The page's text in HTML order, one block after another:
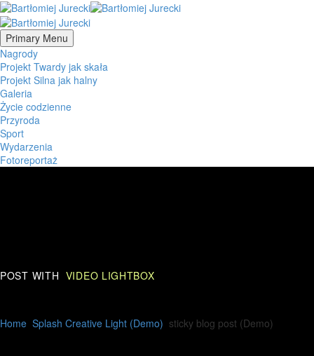
Primary Menu
Nagrody
Projekt Twardy jak skała
Projekt Silna jak halny
Galeria
Życie codzienne
Przyroda
Sport
Wydarzenia
Fotoreportaż
POST WITH VIDEO LIGHTBOX
Home Splash Creative Light (Demo) sticky blog post (Demo)